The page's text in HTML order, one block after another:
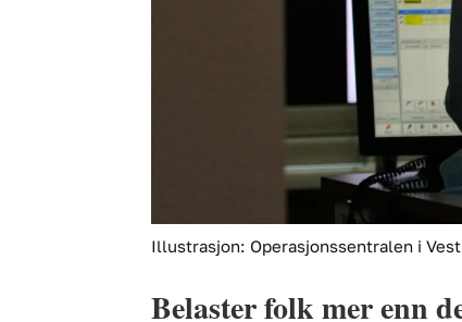
Illustrasjon: Operasjonssentralen i
Belaster folk mer enn